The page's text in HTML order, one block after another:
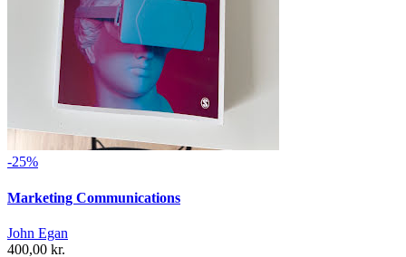
-25%
Marketing Communications
John Egan
400,00 kr.